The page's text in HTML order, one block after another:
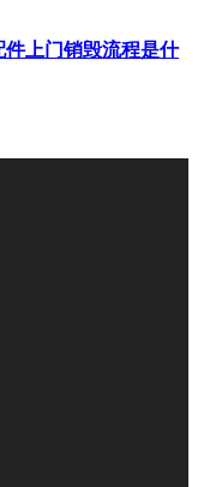
上门销毁流程是什